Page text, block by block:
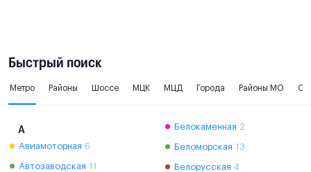
Быстрый поиск
Метро Районы Шоссе МЦК МЦД Города Районы МО
А
Авиамоторная 6
Автозаводская 11
Белокаменная 2
Беломорская 13
Белорусская 4